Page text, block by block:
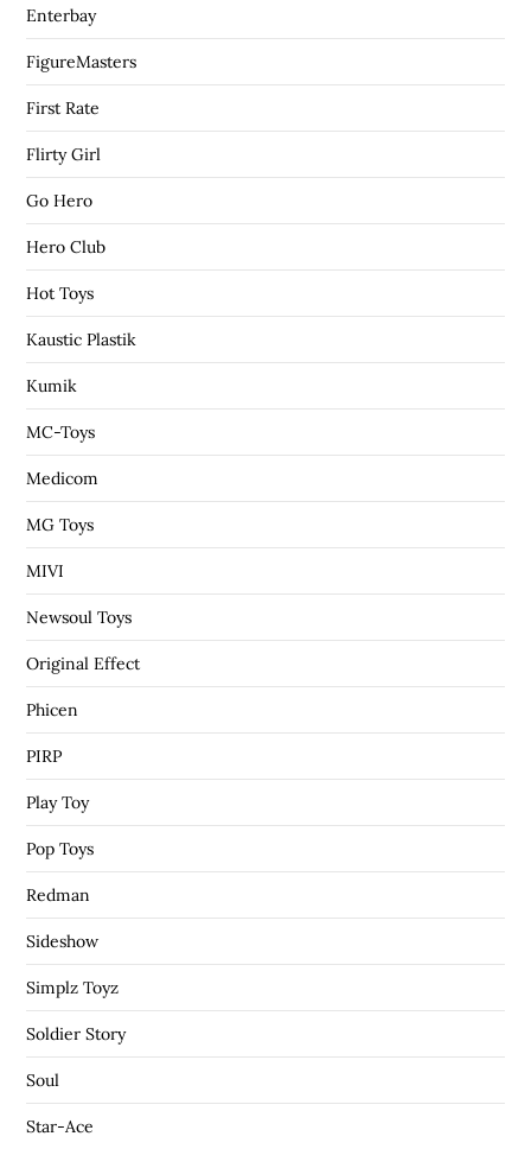
Enterbay
FigureMasters
First Rate
Flirty Girl
Go Hero
Hero Club
Hot Toys
Kaustic Plastik
Kumik
MC-Toys
Medicom
MG Toys
MIVI
Newsoul Toys
Original Effect
Phicen
PIRP
Play Toy
Pop Toys
Redman
Sideshow
Simplz Toyz
Soldier Story
Soul
Star-Ace